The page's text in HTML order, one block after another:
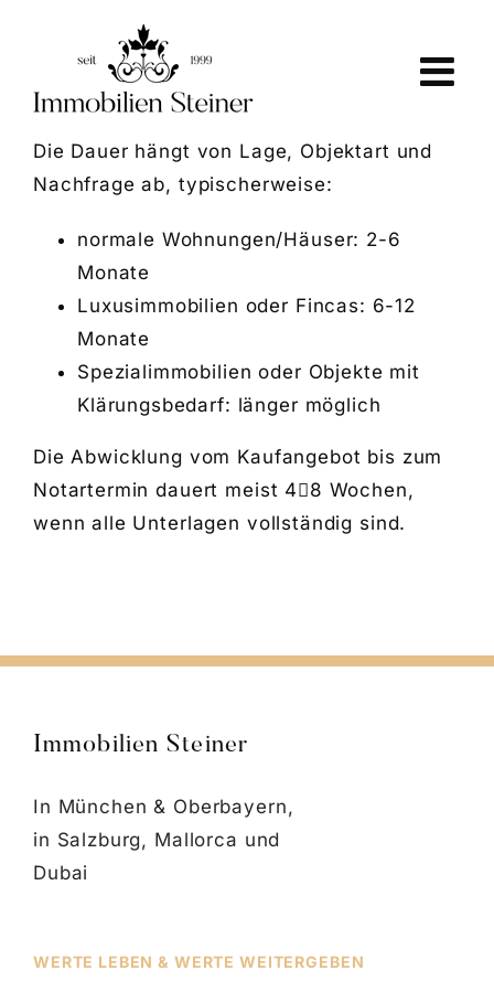
Die Dauer hängt von Lage, Objektart und
Nachfrage ab, typischerweise:
normale Wohnungen/Häuser: 2-6
Monate
Luxusimmobilien oder Fincas: 6-12
Monate
Spezialimmobilien oder Objekte mit
Klärungsbedarf: länger möglich
Die Abwicklung vom Kaufangebot bis zum
Notartermin dauert meist 48 Wochen,
wenn alle Unterlagen vollständig sind.
Immobilien Steiner
In München & Oberbayern,
in Salzburg, Mallorca und
Dubai
WERTE LEBEN & WERTE WEITERGEBEN